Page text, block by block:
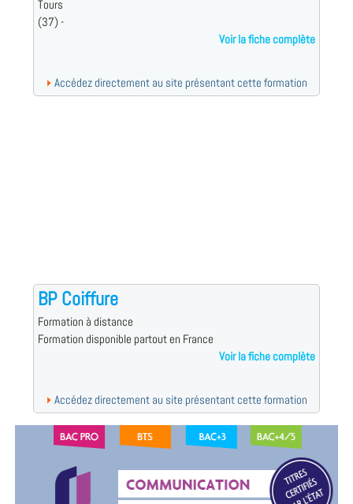
Tours
(37) -
Voir la fiche complète
Accédez directement au site présentant cette formation
BP Coiffure
Formation à distance
Formation disponible partout en France
Voir la fiche complète
Accédez directement au site présentant cette formation